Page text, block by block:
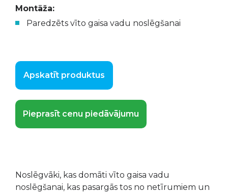
Montāža:
Paredzēts vīto gaisa vadu noslēgšanai
Apskatīt produktus
Pieprasīt cenu piedāvājumu
Noslēgvāki, kas domāti vīto gaisa vadu
noslēgšanai, kas pasargās tos no netīrumiem un